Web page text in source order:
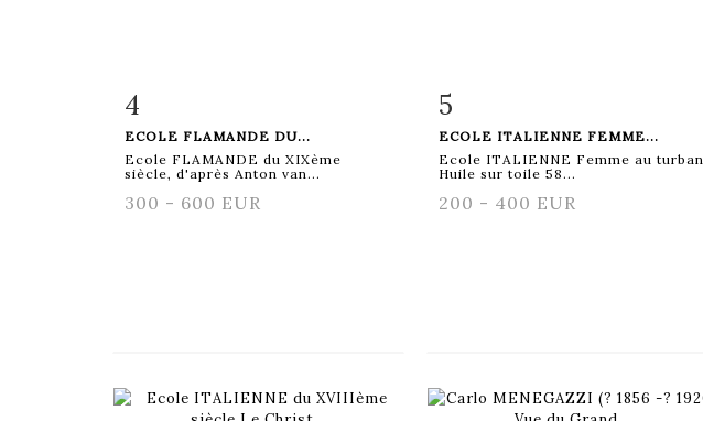
Fiche détaillée
4
ECOLE FLAMANDE DU...
Ecole FLAMANDE du XIXème
siècle, d'après Anton van...
300 - 600 EUR
Fiche détaillée
5
ECOLE ITALIENNE FEMME...
Ecole ITALIENNE Femme au turban
Huile sur toile 58...
200 - 400 EUR